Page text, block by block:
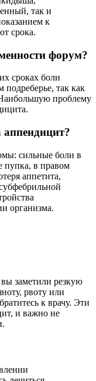
так и
к
срока.
форум?
сроках боли
так как
проблему
сильные боли в
пупка, в правом
аппетита,
организма.
заметили резкую
рвоту или
к врачу. Эти
и важно не